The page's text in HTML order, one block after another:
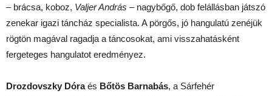
– brácsa, koboz, Valjer András – nagybőgő, dob felállásban játszó
zenekar igazi táncház specialista. A pörgős, jó hangulatú zenéjük
rögtön magával ragadja a táncosokat, ami visszahatásként
fergeteges hangulatot eredményez.
Drozdovszky Dóraés Bőtös Barnabás, a Sárfehér